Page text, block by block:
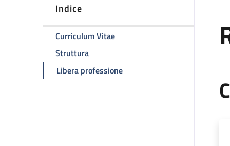
Indice
Curriculum Vitaedella pagina Roberta Bortolotti
Strutturadella pagina Roberta Bortolotti
Libera professionedella pagina Roberta Bortolotti